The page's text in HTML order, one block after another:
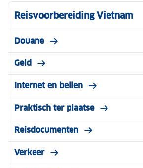
Reisvoorbereiding Vietnam
Douane
Geld
Internet en bellen
Praktisch ter plaatse
Reisdocumenten
Verkeer